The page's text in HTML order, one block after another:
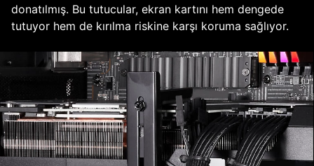
donatılmış. Bu tutucular, ekran kartını hem dengede
tutuyor hem de kırılma riskine karşı koruma sağlıyor.